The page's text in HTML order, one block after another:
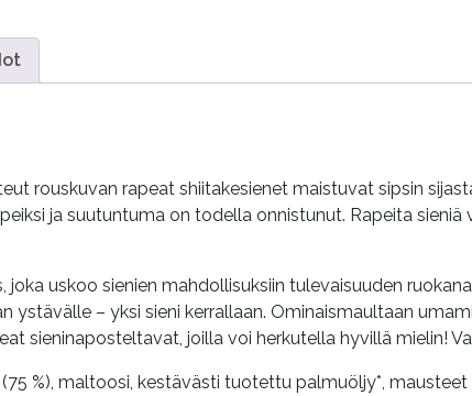
rouskuvan rapeat shiitakesienet maistuvat sipsin
ja suutuntuma on todella onnistunut. Rapeita
joka uskoo sienien mahdollisuksiin tulevaisuuden
ystävälle – yksi sieni kerrallaan. Ominaismaultaan
sieninaposteltavat, joilla voi herkutella hyvillä mielin!
%), maltoosi, kestävästi tuotettu palmuöljy*, mausteet